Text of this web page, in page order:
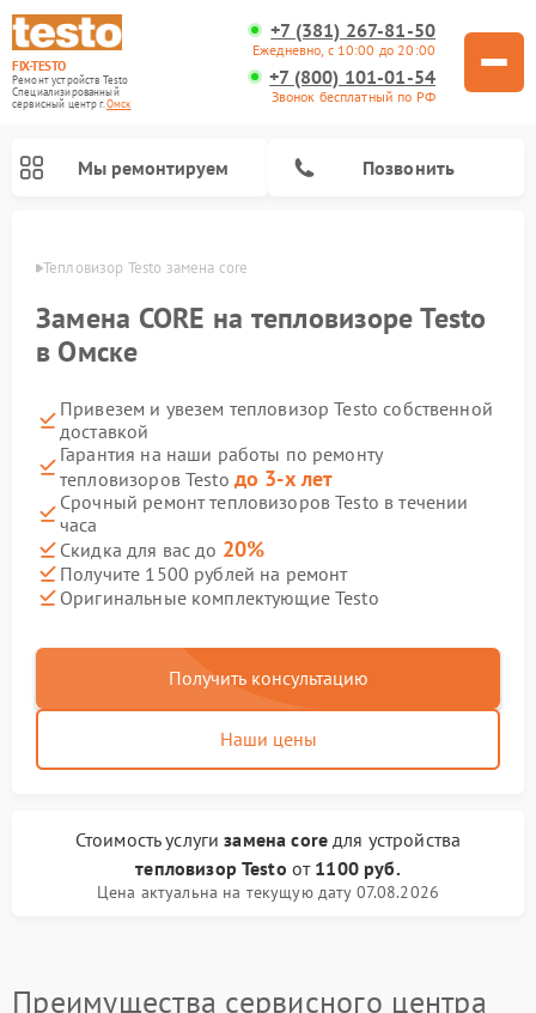
FIX-TESTO
Ремонт устройств Testo
Специализированный
cервисный центр г.Омск
+7 (381) 267-81-50
Ежедневно, с 10:00 до 20:00
+7 (800) 101-01-54
Звонок бесплатный по РФ
Мы ремонтируем Позвонить
Тепловизор Testo замена core
Замена CORE на тепловизоре Testo
в Омске
Привезем и увезем тепловизор Testo собственной
доставкой
Гарантия на наши работы по ремонту
тепловизоров Testo до 3-х лет
Срочный ремонт тепловизоров Testo в течении
часа
Скидка для вас до 20%
Получите 1500 рублей на ремонт
Оригинальные комплектующие Testo
Получить консультацию
Наши цены
Стоимость услугизамена coreдля устройства
тепловизор Testo от 1100 руб.
Цена актуальна на текущую дату 07.08.2026
Преимущества сервисного центра